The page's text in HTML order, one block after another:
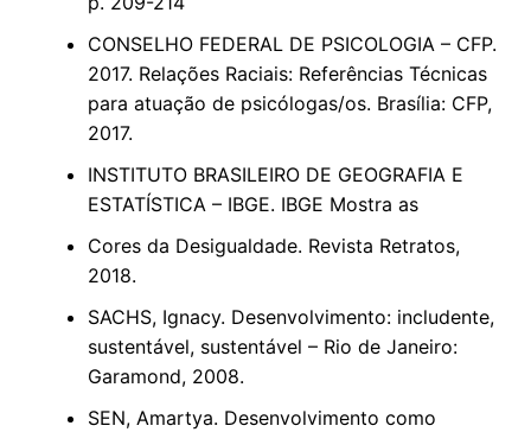
CONSELHO FEDERAL DE PSICOLOGIA – CFP.
2017. Relações Raciais: Referências Técnicas
para atuação de psicólogas/os. Brasília: CFP,
2017.
INSTITUTO BRASILEIRO DE GEOGRAFIA E
ESTATÍSTICA – IBGE. IBGE Mostra as
Cores da Desigualdade. Revista Retratos,
2018.
SACHS, Ignacy. Desenvolvimento: includente,
sustentável, sustentável – Rio de Janeiro:
Garamond, 2008.
SEN, Amartya. Desenvolvimento como